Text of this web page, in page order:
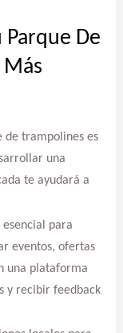
Parque De
Más
de trampolines es
una
te ayudará a
esencial para
eventos, ofertas
una plataforma
y recibir feedback